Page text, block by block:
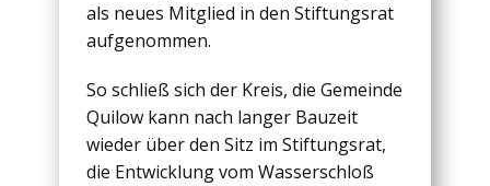
als neues Mitglied in den Stiftungsrat
aufgenommen.
So schließ sich der Kreis, die Gemeinde
Quilow kann nach langer Bauzeit
wieder über den Sitz im Stiftungsrat,
die Entwicklung vom Wasserschloß